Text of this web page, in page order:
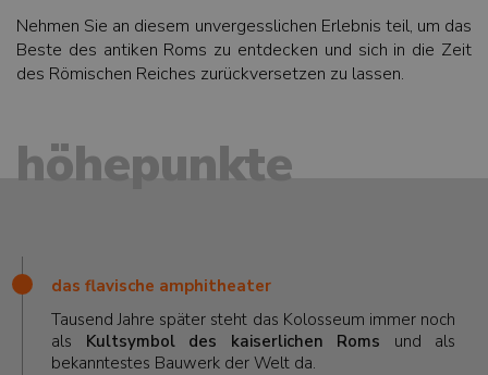
Nehmen Sie an diesem unvergesslichen Erlebnis teil, um das
Beste des antiken Roms zu entdecken und sich in die Zeit
des Römischen Reiches zurückversetzen zu lassen.
höhepunkte
das flavische amphitheater
Tausend Jahre später steht das Kolosseum immer noch
als Kultsymbol des kaiserlichen Roms und als
bekanntestes Bauwerk der Welt da.